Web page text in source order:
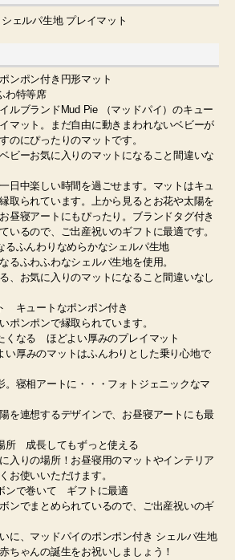
ェルパ生地 プレイマット
ンポン付き円形マット
わ特等席
ルブランドMud Pie （マッドパイ）のキュー
マット。まだ自由に動きまわれないベビーが
のにぴったりのマットです。
ビーお気に入りのマットになること間違いな
日中楽しい時間を過ごせます。マットはキュ
取られています。上から見るとお花や太陽を
昼寝アートにもぴったり。ブランドタグ付き
いるので、ご出産祝いのギフトに最適です。
るふんわりなめらかなシェルパ生地
るふわふわなシェルパ生地を使用。
、お気に入りのマットになること間違いなし
キュートなポンポン付き
ポンポンで縁取られています。
くなる ほどよい厚みのプレイマット
い厚みのマットはふんわりとした乗り心地で
。寝相アートに・・・フォトジェニックなマ
を連想するデザインで、お昼寝アートにも最
所 成長してもずっと使える
入りの場所！お昼寝用のマットやインテリア
お使いいただけます。
ンで巻いて ギフトに最適
ンでまとめられているので、ご出産祝いのギ
に、マッドパイのポンポン付き シェルパ生地
ちゃんの誕生をお祝いしましょう！